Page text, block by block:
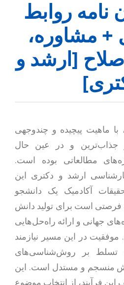
نامه روابط
+ مشاوره،
[ارشد و
با ماهیت پیچیده و چندوجهی
جذاب‌ترین و در عین حال
مطالعاتی بوده است.
ارشد و دکتری این
آکادمیک یک دانشجو
است برای تولید دانش
جهانی و ارائه راه‌حل‌هایی
موفقیت در این مسیر نیازمند
تسلط بر روش‌شناسی‌های
منسجم و مستدل است. این
این فرآیند، از انتخاب موضوع